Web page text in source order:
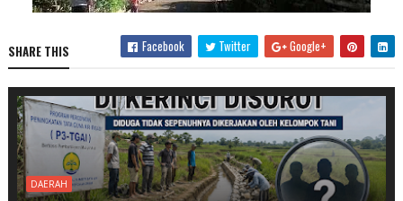
SHARE THIS Facebook Twitter Google+
DAERAH